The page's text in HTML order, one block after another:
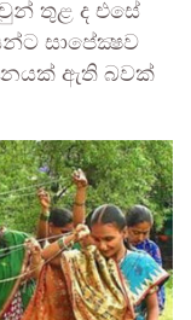
තුළ ද එසේ
සාපේක්‍ෂව
ඇති බවක්